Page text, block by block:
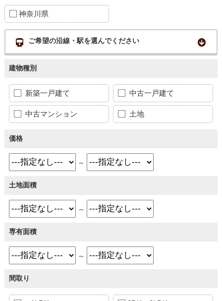
神奈川県
ご希望の沿線・駅を選んでください
建物種別
新築一戸建て 中古一戸建て
中古マンション 土地
価格
～
土地面積
～
専有面積
～
間取り